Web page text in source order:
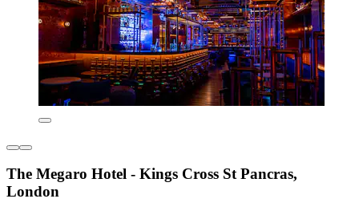
The Megaro Hotel - Kings Cross St Pancras,
London